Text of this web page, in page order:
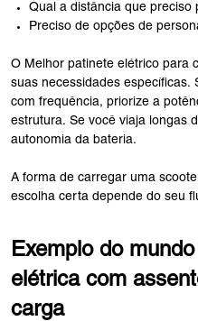
Qual ​​a distância que preciso
Preciso de opções de
O Melhor patinete elétrico para
suas necessidades específicas.
com frequência, priorize a
estrutura. Se você viaja longas
autonomia da bateria.
A forma de carregar uma
escolha certa depende do seu
Exemplo do
elétrica com
carga